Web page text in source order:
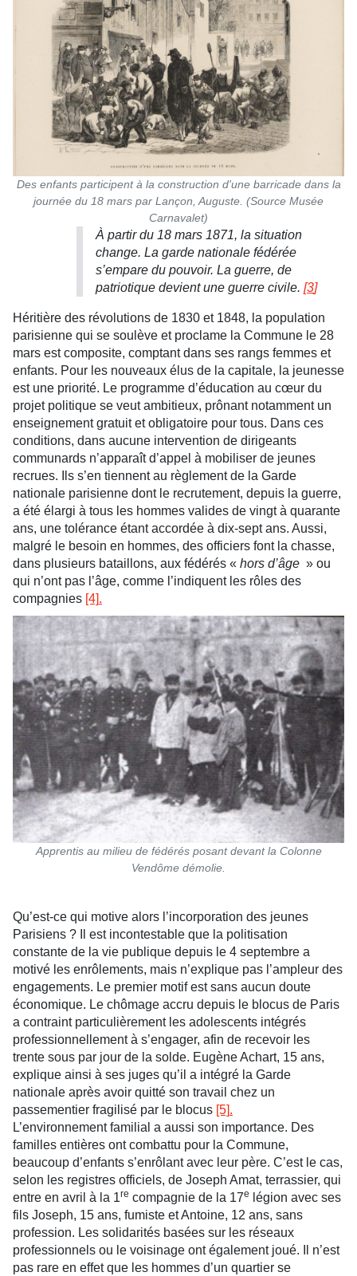
Des enfants participent à la construction d'une barricade dans la
journée du 18 mars par Lançon, Auguste. (Source Musée
Carnavalet)
À partir du 18 mars 1871, la situation
change. La garde nationale fédérée
s’empare du pouvoir. La guerre, de
patriotique devient une guerre civile. [3]
Héritière des révolutions de 1830 et 1848, la population
parisienne qui se soulève et proclame la Commune le 28
mars est composite, comptant dans ses rangs femmes et
enfants. Pour les nouveaux élus de la capitale, la jeunesse
est une priorité. Le programme d’éducation au cœur du
projet politique se veut ambitieux, prônant notamment un
enseignement gratuit et obligatoire pour tous. Dans ces
conditions, dans aucune intervention de dirigeants
communards n’apparaît d’appel à mobiliser de jeunes
recrues. Ils s’en tiennent au règlement de la Garde
nationale parisienne dont le recrutement, depuis la guerre,
a été élargi à tous les hommes valides de vingt à quarante
ans, une tolérance étant accordée à dix-sept ans. Aussi,
malgré le besoin en hommes, des officiers font la chasse,
dans plusieurs bataillons, aux fédérés « hors d’âge » ou
qui n’ont pas l’âge, comme l’indiquent les rôles des
compagnies [4].
Apprentis au milieu de fédérés posant devant la Colonne
Vendôme démolie.
Qu’est-ce qui motive alors l’incorporation des jeunes
Parisiens ? Il est incontestable que la politisation
constante de la vie publique depuis le 4 septembre a
motivé les enrôlements, mais n’explique pas l’ampleur des
engagements. Le premier motif est sans aucun doute
économique. Le chômage accru depuis le blocus de Paris
a contraint particulièrement les adolescents intégrés
professionnellement à s’engager, afin de recevoir les
trente sous par jour de la solde. Eugène Achart, 15 ans,
explique ainsi à ses juges qu’il a intégré la Garde
nationale après avoir quitté son travail chez un
passementier fragilisé par le blocus [5].
L’environnement familial a aussi son importance. Des
familles entières ont combattu pour la Commune,
beaucoup d’enfants s’enrôlant avec leur père. C’est le cas,
selon les registres officiels, de Joseph Amat, terrassier, qui
entre en avril à la 1re compagnie de la 17e
légion avec ses
fils Joseph, 15 ans, fumiste et Antoine, 12 ans, sans
profession. Les solidarités basées sur les réseaux
professionnels ou le voisinage ont également joué. Il n’est
pas rare en effet que les hommes d’un quartier se